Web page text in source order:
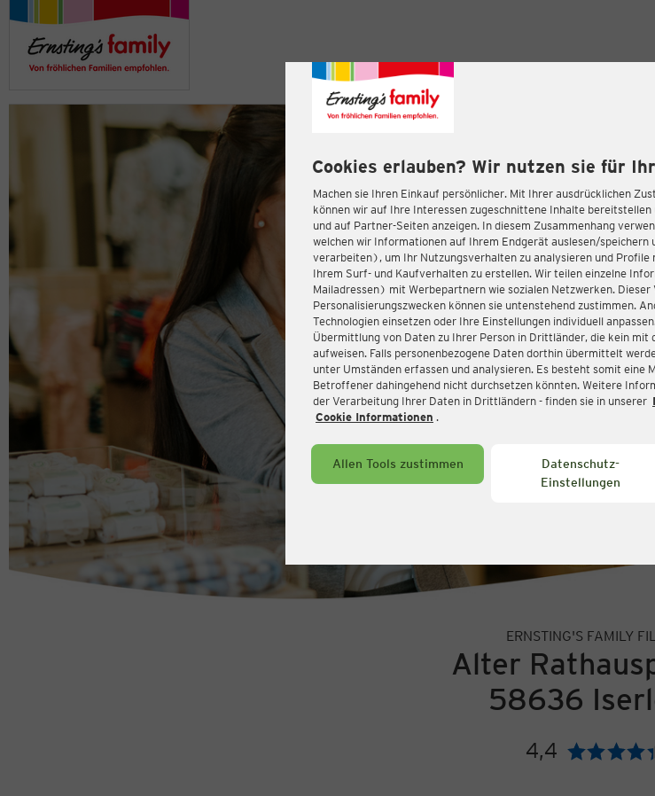
Cookies erlauben? Wir nutzen sie für
Machen sie Ihren Einkauf persönlicher. Mit Ihrer ausdrücklichen
können wir auf Ihre Interessen zugeschnittene Inhalte bereitstellen
und auf Partner-Seiten anzeigen. In diesem Zusammenhang
welchen wir Informationen auf Ihrem Endgerät auslesen/speichern
verarbeiten), um Ihr Nutzungsverhalten zu analysieren und Profile
Ihrem Surf- und Kaufverhalten zu erstellen. Wir teilen einzelne
Mailadressen) mit Werbepartnern wie sozialen Netzwerken. Dieser
Personalisierungszwecken können sie untenstehend zustimmen.
Technologien einsetzen oder Ihre Einstellungen individuell
Übermittlung von Daten zu Ihrer Person in Drittländer, die kein mit
aufweisen. Falls personenbezogene Daten dorthin übermittelt
unter Umständen erfassen und analysieren. Es besteht somit eine
Betroffener dahingehend nicht durchsetzen könnten. Weitere
der Verarbeitung Ihrer Daten in Drittländern - finden sie in unserer
Cookie Informationen .
Allen Tools zustimmen
Datenschutz-
Einstellungen
ERNSTING'S FAMILY
Alter
58636
4,4